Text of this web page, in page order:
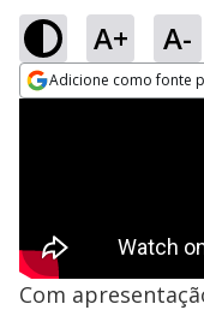
A+ A-
Adicione como fonte
Com